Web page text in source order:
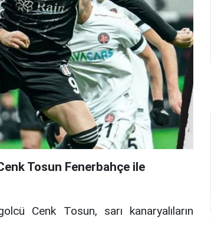
Tosun Fenerbahçe ile
Cenk Tosun, sarı kanaryalıların